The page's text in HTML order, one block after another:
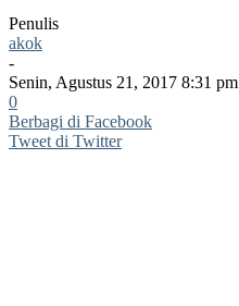
Penulis
akok
-
Senin, Agustus 21, 2017 8:31 pm
0
Berbagi di Facebook
Tweet di Twitter